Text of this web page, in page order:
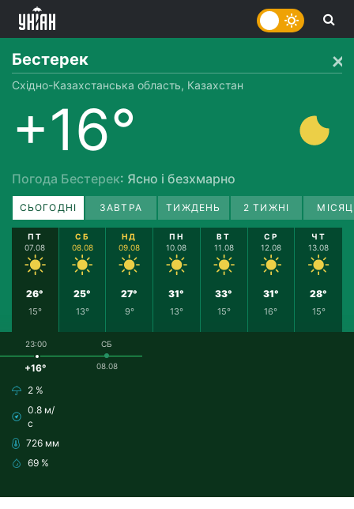
Бестерек
Східно-Казахстанська область, Казахстан
+16°
Погода Бестерек: Ясно і безхмарно
СЬОГОДНІ ЗАВТРА ТИЖДЕНЬ 2 ТИЖНІ
ПТ
07.08
26°
15°
СБ
08.08
25°
13°
НД
09.08
27°
9°
ПН
10.08
31°
13°
ВТ
11.08
33°
15°
СР
12.08
31°
16°
ЧТ
13.08
28°
15°
23:00
+16°
2 %
0.8 м/
с
726 мм
69 %
СБ
08.08